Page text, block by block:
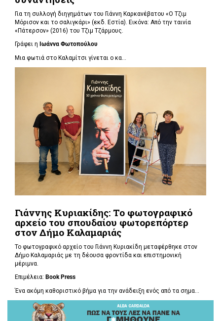
Για τη συλλογή διηγημάτων του Γιάννη Καρκανέβατου «Ο Τζιμ
Μόρισον και το σαλιγκάρι» (εκδ. Εστία). Εικόνα: Από την ταινία
«Πάτερσον» (2016) του Τζιμ Τζάρμους.
Γράφει η Ιωάννα Φωτοπούλου
Μια φωτιά στο Καλαμίτσι γίνεται ο κα...
Γιάννης Κυριακίδης: Το φωτογραφικό
αρχείο του σπουδαίου φωτορεπόρτερ
στον Δήμο Καλαμαριάς
Το φωτογραφικό αρχείο του Γιάννη Κυριακίδη μεταφέρθηκε στον
Δήμο Καλαμαριάς με τη δέουσα φροντίδα και επιστημονική
μέριμνα.
Επιμέλεια: Book Press
Ένα ακόμη καθοριστικό βήμα για την ανάδειξη ενός από τα σημα...